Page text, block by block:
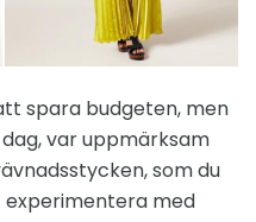
spara budgeten, men
var uppmärksam
som du
med